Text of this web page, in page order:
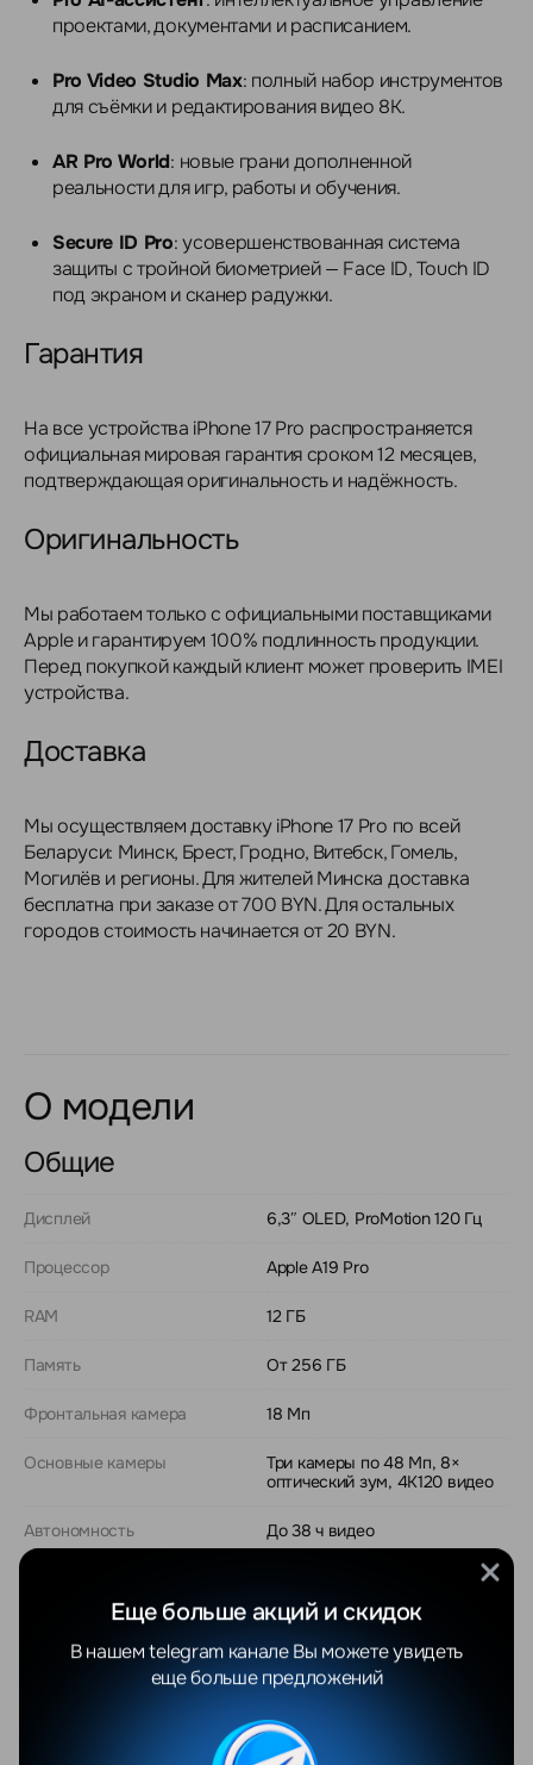
проектами, документами и расписанием.
Pro Video Studio Max: полный набор инструментов
для съёмки и редактирования видео 8K.
AR Pro World: новые грани дополненной
реальности для игр, работы и обучения.
Secure ID Pro: усовершенствованная система
защиты с тройной биометрией — Face ID, Touch ID
под экраном и сканер радужки.
Гарантия
На все устройства iPhone 17 Pro распространяется
официальная мировая гарантия сроком 12 месяцев,
подтверждающая оригинальность и надёжность.
Оригинальность
Мы работаем только с официальными поставщиками
Apple и гарантируем 100% подлинность продукции.
Перед покупкой каждый клиент может проверить IMEI
устройства.
Доставка
Мы осуществляем доставку iPhone 17 Pro по всей
Беларуси: Минск, Брест, Гродно, Витебск, Гомель,
Могилёв и регионы. Для жителей Минска доставка
бесплатна при заказе от 700 BYN. Для остальных
городов стоимость начинается от 20 BYN.
О модели
Общие
Дисплей 6,3″ OLED, ProMotion 120 Гц
Процессор Apple A19 Pro
RAM 12 ГБ
Память От 256 ГБ
Фронтальная камера 18 Мп
Основные камеры
Три камеры по 48 Мп, 8×
оптический зум, 4K120 видео
Автономность До 38 ч видео
Алюминиевый, улучшенный
теплоотвод (паровая камера)
Показать еще
Все отзывы
Еще больше акций и скидок
В нашем telegram канале Вы можете увидеть
еще больше предложений